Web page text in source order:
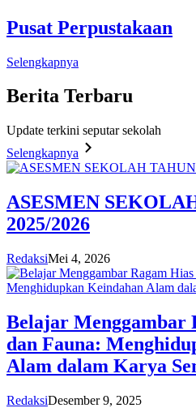
Pusat Perpustakaan
Selengkapnya
Berita Terbaru
Update terkini seputar sekolah
Selengkapnya
ASESMEN
2025/2026
RedaksiMei 4, 2026
Belajar Menggambar
dan Fauna:
Alam dalam Karya
RedaksiDesember 9, 2025